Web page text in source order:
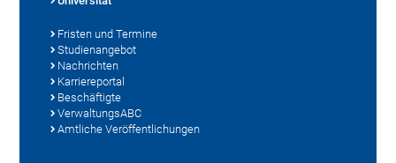
Fristen und Termine
Studienangebot
Nachrichten
Karriereportal
Beschäftigte
VerwaltungsABC
Amtliche Veröffentlichungen